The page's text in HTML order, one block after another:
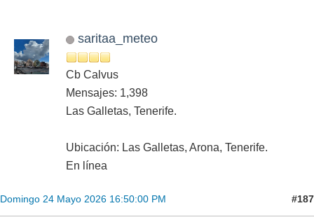
saritaa_meteo
Cb Calvus
Mensajes: 1,398
Las Galletas, Tenerife.
Ubicación: Las Galletas, Arona, Tenerife.
En línea
Domingo 24 Mayo 2026 16:50:00 PM #187